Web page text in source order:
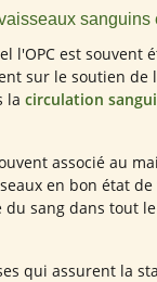
sanguins
l'OPC est souvent
sur le soutien de
la circulation
associé au
en bon état
sang dans tout
qui assurent la